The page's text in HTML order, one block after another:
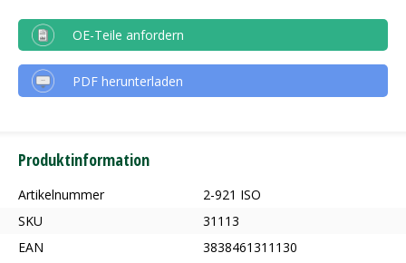
OE-Teile anfordern
PDF herunterladen
Produktinformation
Artikelnummer
2-921 ISO
SKU
31113
EAN
3838461311130